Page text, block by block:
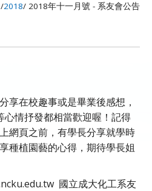
/2018/ 2018年十一月號 - 系友會公告
享在校趣事或是畢業後感想，
心情抒發都相當歡迎喔！記得
網頁之前，有學長分享就學時
種植園藝的心得，期待學長姐
國立成大化工系友